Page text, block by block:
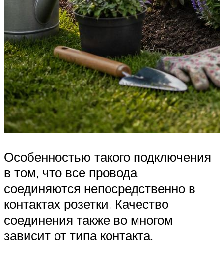
Особенностью такого подключения
в том, что все провода
соединяются непосредственно в
контактах розетки. Качество
соединения также во многом
зависит от типа контакта.